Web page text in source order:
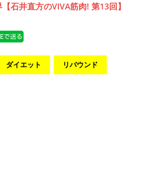
石井直方のVIVA筋肉! 第13回】
ダイエット リバウンド